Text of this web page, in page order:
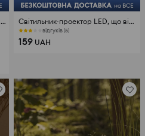
LED-лампа, що змінює кольори, з мотивом Блискавки МакКвіна Cars Світильник-проектор LED, що відображає єдинорогів і зірки
відгуків (5)
159 UAH